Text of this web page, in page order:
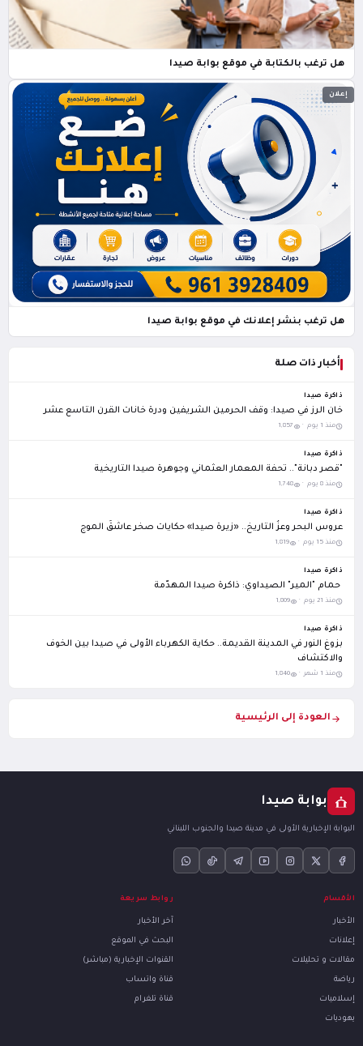
هل ترغب بالكتابة في موقع بوابة صيدا
إعلان
هل ترغب بنشر إعلانك في موقع بوابة صيدا
أخبار ذات صلة
ذاكرة صيدا
خان الرز في صيدا: وقف الحرمين الشريفين ودرة خانات القرن التاسع عشر
منذ 1 يوم · 1,857
ذاكرة صيدا
"قصر دبانة".. تحفة المعمار العثماني وجوهرة صيدا التاريخية
منذ 8 يوم · 1,748
ذاكرة صيدا
عروس البحر وعزُ التاريخ.. «زيرة صيدا» حكايات صخر عاشَقَ الموج
منذ 15 يوم · 1,819
ذاكرة صيدا
حمام "المير" الصيداوي: ذاكرة صيدا المهدّمة
منذ 21 يوم · 1,809
ذاكرة صيدا
بزوغ النور في المدينة القديمة.. حكاية الكهرباء الأولى في صيدا بين الخوف
والاكتشاف
منذ 1 شهر · 1,840
العودة إلى الرئيسية
بوابة صيدا
البوابة الإخبارية الأولى في مدينة صيدا والجنوب اللبناني
الأقسام
الأخبار
إعلانات
مقالات و تحليلات
رياضة
إسلاميات
يهوديات
روابط سريعة
آخر الأخبار
البحث في الموقع
القنوات الإخبارية (مباشر)
قناة واتساب
قناة تلغرام